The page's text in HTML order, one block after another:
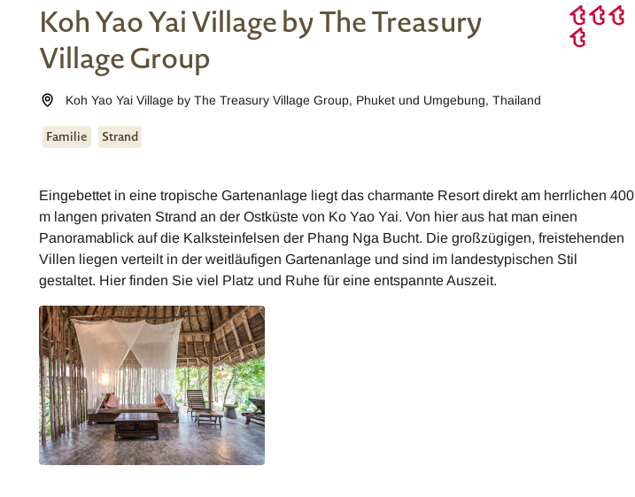
Koh Yao Yai Village by The Treasury
Village Group
Koh Yao Yai Village by The Treasury Village Group, Phuket und Umgebung,Thailand
Familie Strand
Eingebettet in eine tropische Gartenanlage liegt das charmante Resort direkt am herrlichen 400
m langen privaten Strand an der Ostküste von Ko Yao Yai. Von hier aus hat man einen
Panoramablick auf die Kalksteinfelsen der Phang Nga Bucht. Die großzügigen, freistehenden
Villen liegen verteilt in der weitläufigen Gartenanlage und sind im landestypischen Stil
gestaltet. Hier finden Sie viel Platz und Ruhe für eine entspannte Auszeit.